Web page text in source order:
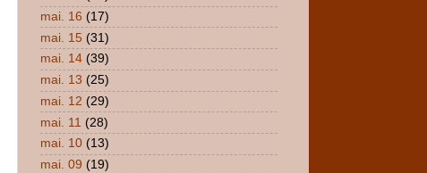
mai. 16 (17)
mai. 15 (31)
mai. 14 (39)
mai. 13 (25)
mai. 12 (29)
mai. 11 (28)
mai. 10 (13)
mai. 09 (19)